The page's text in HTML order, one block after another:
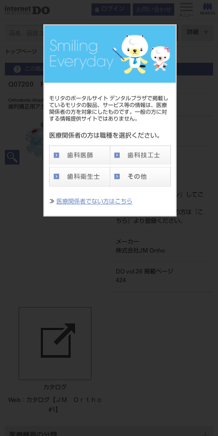
モリタのポータルサイト デンタルプラザで掲載し
ているモリタの製品、サービス等の情報は、医療
関係者の方を対象にしたものです。一般の方に対
する情報提供サイトではありません。
医療関係者の方は職種を選択ください。
≫ 医療関係者でない方はこちら
ログイン お問い合わせ
メニュー
詳細
トップページ Q07200 FLIクリア018ロス 上前歯右
この商品に関するお問い合わせ
Q07200 FLIクリア018ロス 上前歯右
Orthodontic Attachment
歯列矯正用アタッチメント
2068604707200
JAN/EANコード
標準価格
ログイン
』してご
覧ください。
ネット会員登録がまだの方は『
こ
ちら
』より登録ください。
メーカー
株式会社JM Ortho
DO vol.26 掲載ページ
424
カタログ
Web：カタログ【ＪＭ Ｏｒｔｈｏ
#1】